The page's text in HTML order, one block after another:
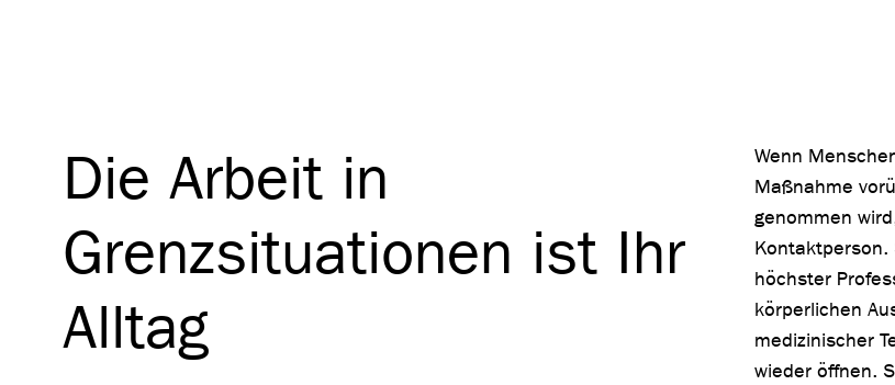
Die Arbeit in
Grenzsituationen ist Ihr
Alltag
Wenn
Maßnahme
genommen
höchster
körperlichen
medizinischer
wieder öffnen.